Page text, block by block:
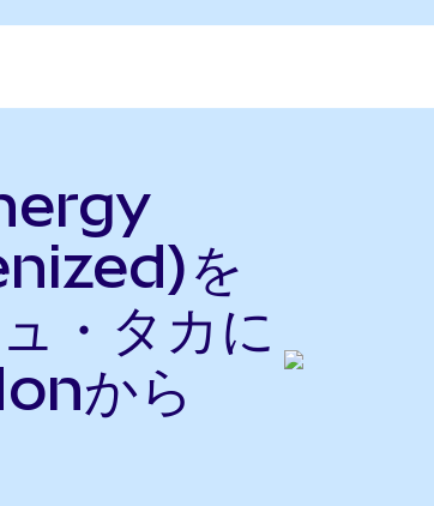
を
・タカに
から